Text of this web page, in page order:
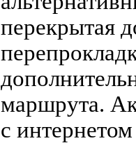
перекрытая
маршрута.
с